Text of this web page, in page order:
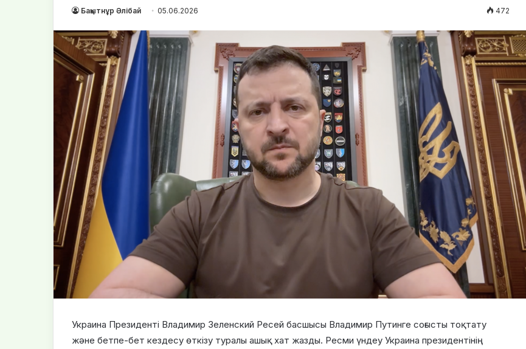
Бақытнұр Әлібай 05.06.2026 472
Украина Президенті Владимир Зеленский Ресей басшысы Владимир Путинге соғысты тоқтату
және бетпе-бет кездесу өткізу туралы ашық хат жазды. Ресми үндеу Украина президентінің